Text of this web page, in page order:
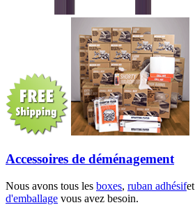
Accessoires de déménagement
Nous avons tous les boxes, ruban adhésifet
d'emballage vous avez besoin.